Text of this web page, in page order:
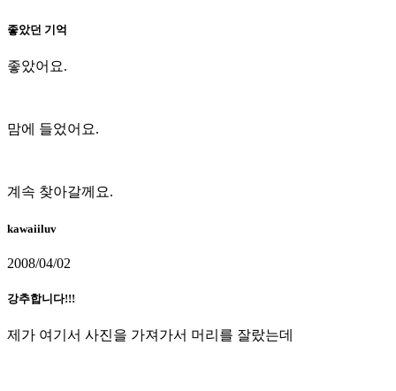
좋았던 기억
좋았어요.
맘에 들었어요.
계속 찾아갈께요.
kawaiiluv
2008/04/02
강추합니다!!!
제가 여기서 사진을 가져가서 머리를 잘랐는데